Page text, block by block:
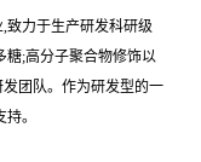
致力于生产研发科研级
糖;高分子聚合物修饰以
团队。作为研发型的一
。